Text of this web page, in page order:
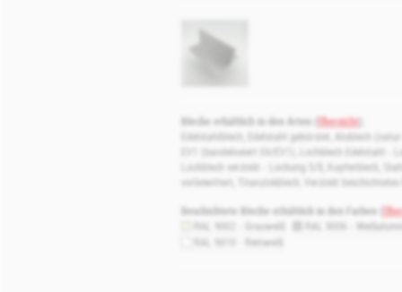
Bleche erhältlich in den Arten (Übersicht):
Edelstahlblech
Edelstahl gebürstet Alublech (natur
EV1 (bandeloxiert E6/EV1)
Lochblech Edelstahl -
Lochblech verzinkt - Lochung 5/8
Kupferblech
vorbewittert
Titanzinkblech Verzinkt beschichtetes
Beschichtete Bleche erhältlich in den Farben (
RAL 9002 - Grauweiß
RAL 9006 -
RAL 9010 - Reinweiß